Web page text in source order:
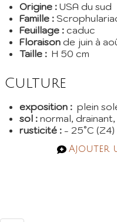
Origine : USA du sud
Famille :
Feuillage : caduc
Floraison de juin à
Taille : H 50 cm
Culture
exposition : plein
sol : normal,
rusticité : - 25°C (Z4)
Ajouter